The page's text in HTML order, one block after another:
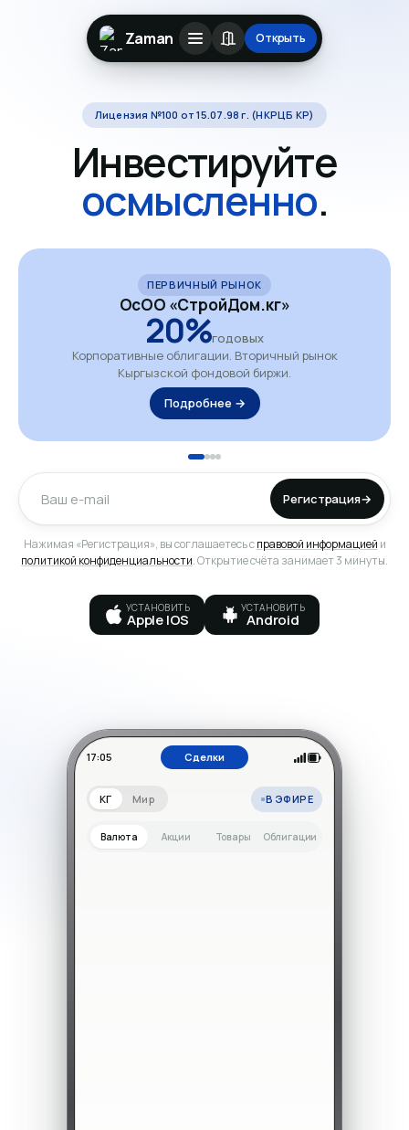
Zaman Открыть
Лицензия №100 от 15.07.98 г. (НКРЦБ КР)
Инвестируйте
осмысленно.
ПЕРВИЧНЫЙ РЫНОК
ОсОО «СтройДом.кг»
20%годовых
Корпоративные облигации. Вторичный рынок
Кыргызской фондовой биржи.
Подробнее →
Регистрация→
Нажимая «Регистрация», вы соглашаетесь справовой информацией и
политикой конфиденциальности. Открытие счёта занимает 3 минуты.
УСТАНОВИТЬ
Apple IOS
УСТАНОВИТЬ
Android
17:05 Сделки
КГ Мир В ЭФИРЕ
Валюта Акции Товары Облигации